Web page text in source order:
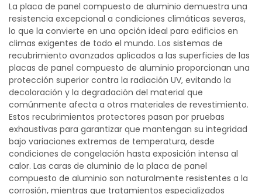
La placa de panel compuesto de aluminio demuestra una
resistencia excepcional a condiciones climáticas severas,
lo que la convierte en una opción ideal para edificios en
climas exigentes de todo el mundo. Los sistemas de
recubrimiento avanzados aplicados a las superficies de las
placas de panel compuesto de aluminio proporcionan una
protección superior contra la radiación UV, evitando la
decoloración y la degradación del material que
comúnmente afecta a otros materiales de revestimiento.
Estos recubrimientos protectores pasan por pruebas
exhaustivas para garantizar que mantengan su integridad
bajo variaciones extremas de temperatura, desde
condiciones de congelación hasta exposición intensa al
calor. Las caras de aluminio de la placa de panel
compuesto de aluminio son naturalmente resistentes a la
corrosión, mientras que tratamientos especializados